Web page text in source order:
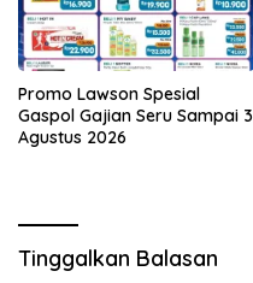
Promo Lawson Spesial
Gaspol Gajian Seru Sampai 3
Agustus 2026
Tinggalkan Balasan